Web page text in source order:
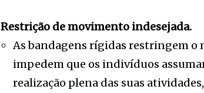
Restrição de movimento indesejada.
As bandagens rígidas restringem
impedem que os indivíduos
realização plena das suas